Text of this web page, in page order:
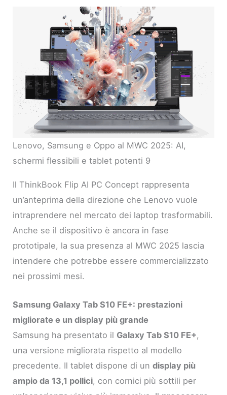
Lenovo, Samsung e Oppo al MWC 2025: AI,
schermi flessibili e tablet potenti 9
Il ThinkBook Flip AI PC Concept rappresenta
un’anteprima della direzione che Lenovo vuole
intraprendere nel mercato dei laptop trasformabili.
Anche se il dispositivo è ancora in fase
prototipale, la sua presenza al MWC 2025 lascia
intendere che potrebbe essere commercializzato
nei prossimi mesi.
Samsung Galaxy Tab S10 FE+: prestazioni
migliorate e un display più grande
Samsung ha presentato il Galaxy Tab S10 FE+,
una versione migliorata rispetto al modello
precedente. Il tablet dispone di undisplay più
ampio da 13,1 pollici, con cornici più sottili per